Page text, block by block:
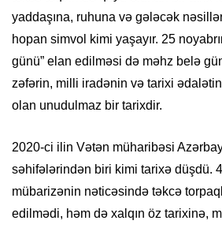
yaddaşına, ruhuna və gələcək
hopan simvol kimi yaşayır. 25
günü” elan edilməsi də məhz belə
zəfərin, milli iradənin və tarixi ədalətin
olan unudulmaz bir tarixdir.
2020-ci ilin Vətən müharibəsi
səhifələrindən biri kimi tarixə düşdü.
mübarizənin nəticəsində təkcə
edilmədi, həm də xalqın öz tarixinə,